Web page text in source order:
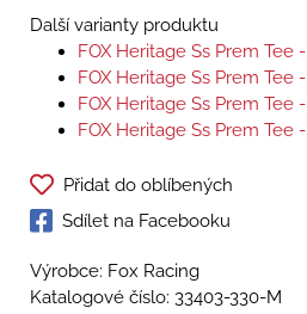
Další varianty produktu
FOX Heritage Ss Prem Tee
FOX Heritage Ss Prem Tee
FOX Heritage Ss Prem Tee
FOX Heritage Ss Prem Tee
Přidat do oblíbených
Sdílet na Facebooku
Výrobce: Fox Racing
Katalogové číslo: 33403-330-M